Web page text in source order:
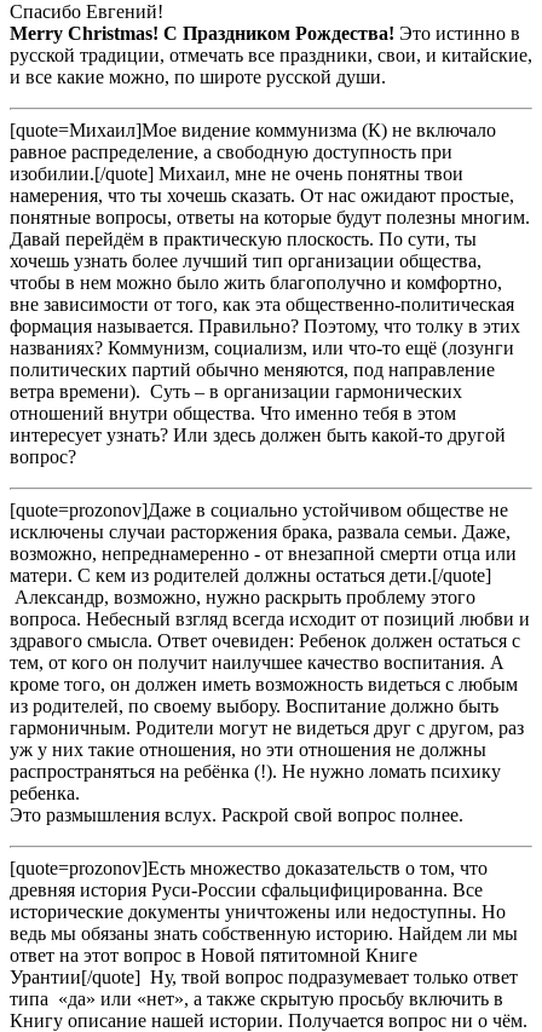
Спасибо Евгений!
Merry Christmas! C Праздником Рождества! Это истинно в
русской традиции, отмечать все праздники, свои, и китайские,
и все какие можно, по широте русской души.
[quote=Михаил]Мое видение коммунизма (К) не включало
равное распределение, а свободную доступность при
изобилии.[/quote] Михаил, мне не очень понятны твои
намерения, что ты хочешь сказать. От нас ожидают простые,
понятные вопросы, ответы на которые будут полезны многим.
Давай перейдём в практическую плоскость. По сути, ты
хочешь узнать более лучший тип организации общества,
чтобы в нем можно было жить благополучно и комфортно,
вне зависимости от того, как эта общественно-политическая
формация называется. Правильно? Поэтому, что толку в этих
названиях? Коммунизм, социализм, или что-то ещё (лозунги
политических партий обычно меняются, под направление
ветра времени). Суть – в организации гармонических
отношений внутри общества. Что именно тебя в этом
интересует узнать? Или здесь должен быть какой-то другой
вопрос?
[quote=prozonov]Даже в социально устойчивом обществе не
исключены случаи расторжения брака, развала семьи. Даже,
возможно, непреднамеренно - от внезапной смерти отца или
матери. С кем из родителей должны остаться дети.[/quote]
Александр, возможно, нужно раскрыть проблему этого
вопроса. Небесный взгляд всегда исходит от позиций любви и
здравого смысла. Ответ очевиден: Ребенок должен остаться с
тем, от кого он получит наилучшее качество воспитания. А
кроме того, он должен иметь возможность видеться с любым
из родителей, по своему выбору. Воспитание должно быть
гармоничным. Родители могут не видеться друг с другом, раз
уж у них такие отношения, но эти отношения не должны
распространяться на ребёнка (!). Не нужно ломать психику
ребенка.
Это размышления вслух. Раскрой свой вопрос полнее.
[quote=prozonov]Есть множество доказательств о том, что
древняя история Руси-России сфальцифицированна. Все
исторические документы уничтожены или недоступны. Но
ведь мы обязаны знать собственную историю. Найдем ли мы
ответ на этот вопрос в Новой пятитомной Книге
Урантии[/quote] Ну, твой вопрос подразумевает только ответ
типа «да» или «нет», а также скрытую просьбу включить в
Книгу описание нашей истории. Получается вопрос ни о чём.